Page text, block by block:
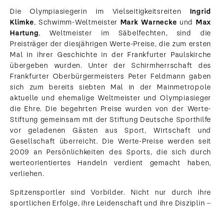
Die Olympiasiegerin im Vielseitigkeitsreiten Ingrid
Klimke, Schwimm-Weltmeister Mark Warnecke und Max
Hartung, Weltmeister im Säbelfechten, sind die
Preisträger der diesjährigen Werte-Preise, die zum ersten
Mal in ihrer Geschichte in der Frankfurter Paulskirche
übergeben wurden. Unter der Schirmherrschaft des
Frankfurter Oberbürgermeisters Peter Feldmann gaben
sich zum bereits siebten Mal in der Mainmetropole
aktuelle und ehemalige Weltmeister und Olympiasieger
die Ehre. Die begehrten Preise wurden von der Werte-
Stiftung gemeinsam mit der Stiftung Deutsche Sporthilfe
vor geladenen Gästen aus Sport, Wirtschaft und
Gesellschaft überreicht. Die Werte-Preise werden seit
2009 an Persönlichkeiten des Sports, die sich durch
werteorientiertes Handeln verdient gemacht haben,
verliehen.
Spitzensportler sind Vorbilder. Nicht nur durch ihre
sportlichen Erfolge, ihre Leidenschaft und ihre Disziplin –